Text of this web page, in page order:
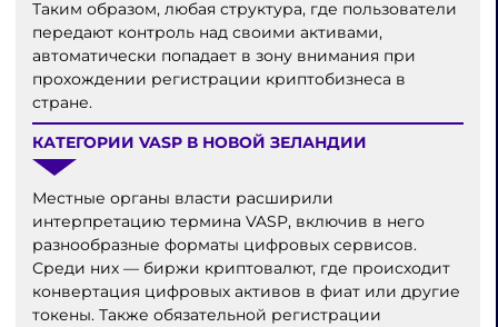
Таким образом, любая структура, где пользователи
передают контроль над своими активами,
автоматически попадает в зону внимания при
прохождении регистрации криптобизнеса в
стране.
КАТЕГОРИИ VASP В НОВОЙ ЗЕЛАНДИИ
Местные органы власти расширили
интерпретацию термина VASP, включив в него
разнообразные форматы цифровых сервисов.
Среди них — биржи криптовалют, где происходит
конвертация цифровых активов в фиат или другие
токены. Также обязательной регистрации